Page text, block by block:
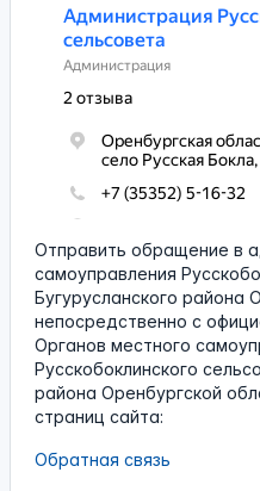
Отправить обращение в
самоуправления
Бугурусланского района
непосредственно с
Органов местного
Русскобоклинского
района Оренбургской
страниц сайта:
Обратная связь